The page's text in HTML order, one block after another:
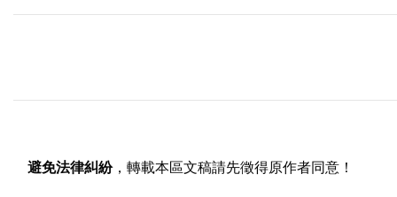
避免法律糾紛，轉載本區文稿請先徵得原作者同意！